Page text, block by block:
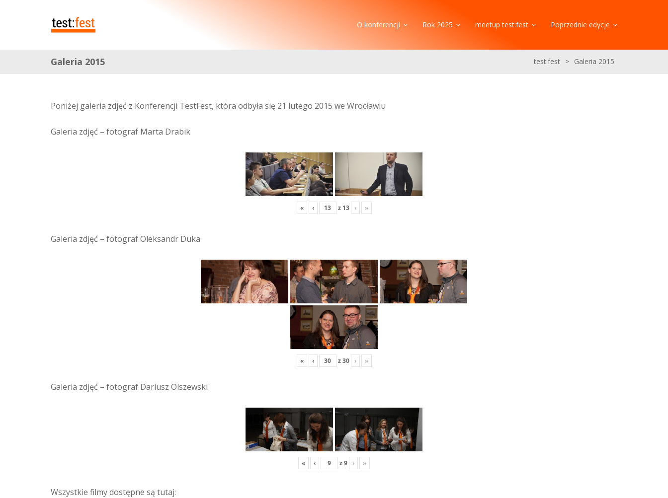
O konferencji Rok 2025 meetup test:fest Poprzednie edycje
Galeria 2015 test:fest > Galeria 2015
Poniżej galeria zdjęć z Konferencji TestFest, która odbyła się 21 lutego 2015 we Wrocławiu
Galeria zdjęć – fotograf Marta Drabik
« ‹ z 13 › »
Galeria zdjęć – fotograf Oleksandr Duka
« ‹ z30 › »
Galeria zdjęć – fotograf Dariusz Olszewski
« ‹ z9 › »
Wszystkie filmy dostępne są tutaj: